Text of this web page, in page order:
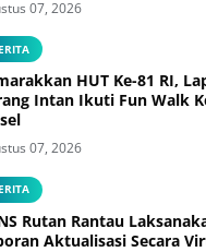
07, 2026
HUT Ke-81 RI,
Intan Ikuti Fun Walk
07, 2026
Rutan Rantau
Aktualisasi Secara